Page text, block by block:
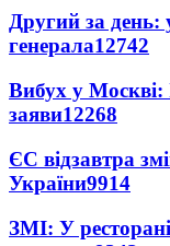
Другий за
генерала12742
Вибух у Москві:
заяви12268
ЄС відзавтра
України9914
ЗМІ: У